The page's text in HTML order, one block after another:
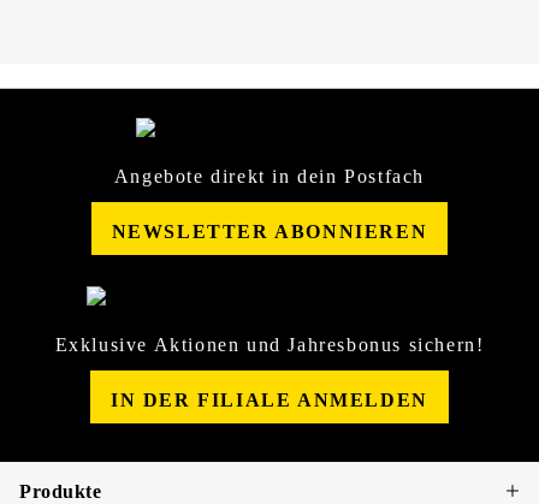
Angebote direkt in dein Postfach
NEWSLETTER ABONNIEREN
Exklusive Aktionen und Jahresbonus sichern!
IN DER FILIALE ANMELDEN
Produkte